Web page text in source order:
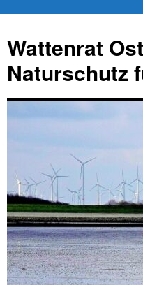
springen
Wattenrat
Naturschutz